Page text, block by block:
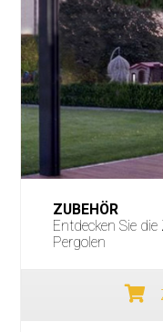
ZUBEHÖR
Entdecken Sie
Pergolen